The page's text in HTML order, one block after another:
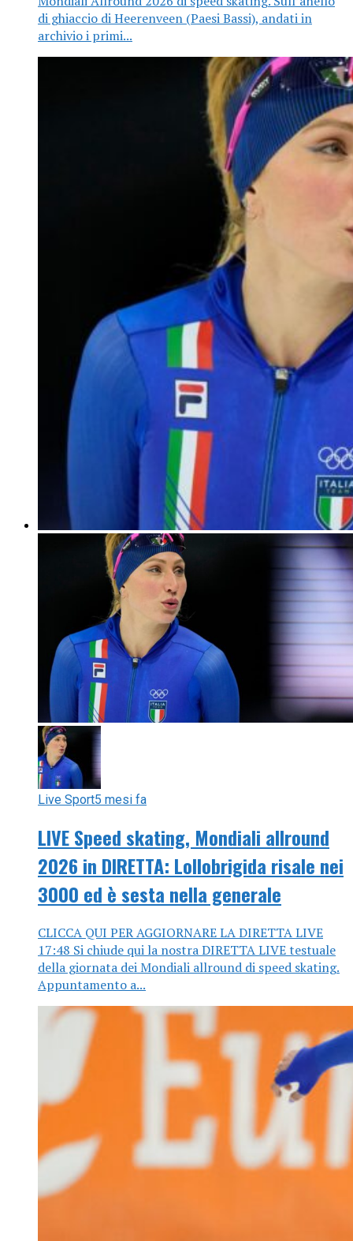
di ghiaccio di Heerenveen (Paesi Bassi), andati in
archivio i primi...
Live Sport5 mesi fa
LIVE Speed skating, Mondiali allround
2026 in DIRETTA: Lollobrigida risale nei
3000 ed è sesta nella generale
CLICCA QUI PER AGGIORNARE LA DIRETTA LIVE
17:48 Si chiude qui la nostra DIRETTA LIVE testuale
della giornata dei Mondiali allround di speed skating.
Appuntamento a...